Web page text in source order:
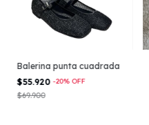
Balerina punta cuadrada
$55.920-20% OFF
$69.900